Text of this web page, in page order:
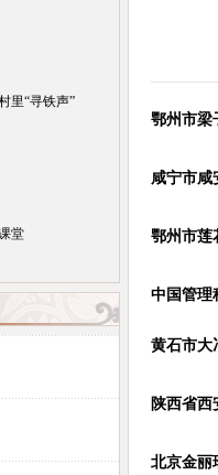
里“寻铁声”
堂
鄂州市梁
咸宁市咸
鄂州市莲
中国管理
黄石市大
陕西省西
北京金丽